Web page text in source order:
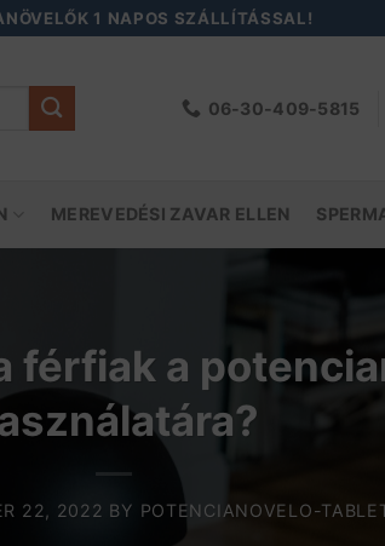
1 NAPOS SZÁLLÍTÁSSAL!
06-30-409-5815
MEREVEDÉSI ZAVAR ELLEN
férfiak a
22, 2022 BY POTENCIANOVELO-